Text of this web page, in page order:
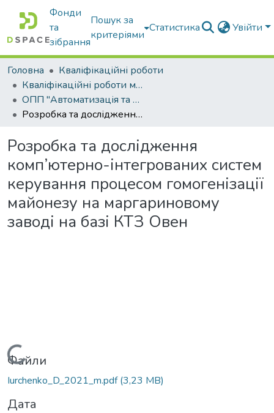
Фонди
та
зібрання
Пошук за
критеріями
Статистика Увійти
Головна
Кваліфікаційні роботи
Кваліфікаційні роботи магістрів
ОПП "Автоматизація та комп’ютерно-інтегровані технології"
Розробка та дослідження комп’ютерно-інтегрованих систем керування процесом гомогенізації майонезу на маргариновому заводі на базі КТЗ Овен
Розробка та дослідження
комп’ютерно-інтегрованих систем
керування процесом гомогенізації
майонезу на маргариновому
заводі на базі КТЗ Овен
Вантажиться...
Файли
Iurchenko_D_2021_m.pdf(3,23 MB)
Дата